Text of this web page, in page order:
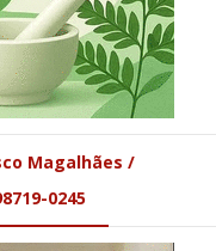
Magalhães /
0245